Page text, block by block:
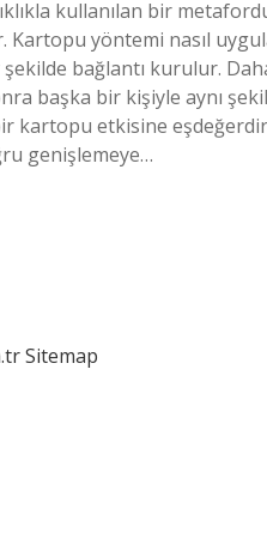
kullanılan bir
yöntemi nasıl
bağlantı kurulur.
başka bir kişiyle aynı
kartopu etkisine
genişlemeye…
Sitemap